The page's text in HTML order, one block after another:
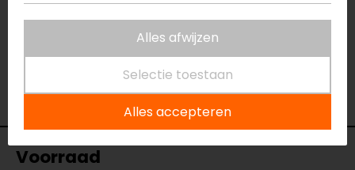
Seizoen
Winter, Mid-season
Ventilatieritsen,
Meshpanelen
Ja
Thermovoering
Lange mouwen thermo
Voorraad
Alles afwijzen
Selectie toestaan
Alles accepteren